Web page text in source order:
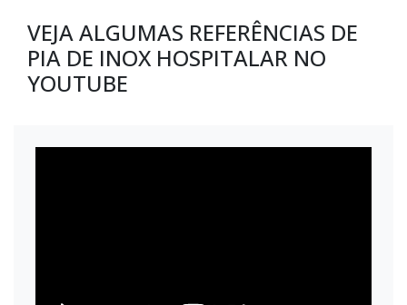
VEJA ALGUMAS REFERÊNCIAS DE
PIA DE INOX HOSPITALAR NO
YOUTUBE